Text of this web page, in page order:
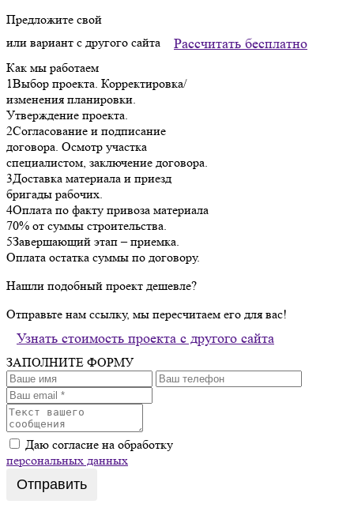
Предложите свой
или вариант с другого сайта
Рассчитать бесплатно
Как мы работаем
1Выбор проекта. Корректировка/
изменения планировки.
Утверждение проекта.
2Согласование и подписание
договора. Осмотр участка
специалистом, заключение договора.
3Доставка материала и приезд
бригады рабочих.
4Оплата по факту привоза материала
70% от суммы строительства.
5Завершающий этап – приемка.
Оплата остатка суммы по договору.
Нашли подобный проект дешевле?
Отправьте нам ссылку, мы пересчитаем его для вас!
Узнать стоимость проекта с другого сайта
ЗАПОЛНИТЕ ФОРМУ
Даю согласие на обработку
персональных данных
Отправить